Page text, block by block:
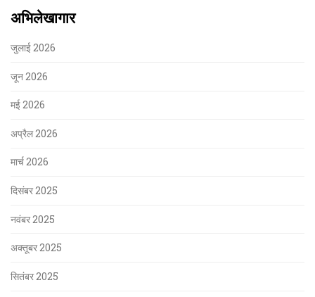
अभिलेखागार
जुलाई 2026
जून 2026
मई 2026
अप्रैल 2026
मार्च 2026
दिसंबर 2025
नवंबर 2025
अक्तूबर 2025
सितंबर 2025